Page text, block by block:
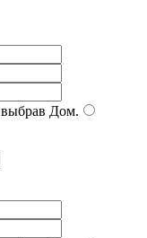
Дом.